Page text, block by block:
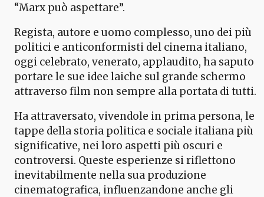
“Marx può aspettare”.
Regista, autore e uomo complesso, uno dei più
politici e anticonformisti del cinema italiano,
oggi celebrato, venerato, applaudito, ha saputo
portare le sue idee laiche sul grande schermo
attraverso film non sempre alla portata di tutti.
Ha attraversato, vivendole in prima persona, le
tappe della storia politica e sociale italiana più
significative, nei loro aspetti più oscuri e
controversi. Queste esperienze si riflettono
inevitabilmente nella sua produzione
cinematografica, influenzandone anche gli